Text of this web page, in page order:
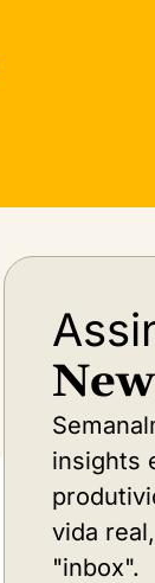
insights
vida
"inbox".